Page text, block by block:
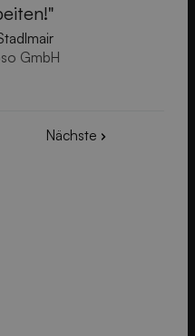
GmbH
Nächste